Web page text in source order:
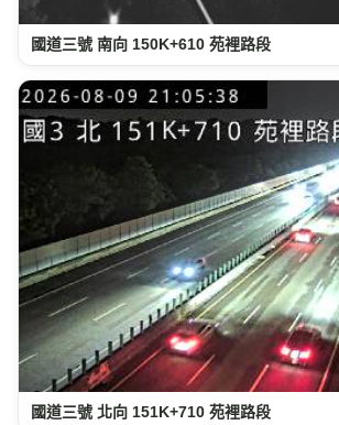
國道三號 南向 150K+610 苑裡路段
國道三號 北向 151K+710 苑裡路段